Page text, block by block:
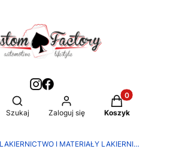
Otwórz wyszukiwarkę
Szukaj Zaloguj się
Produkty w
Koszyk
LAKIERNICTWO I MATERIAŁY LAKIERNICZE